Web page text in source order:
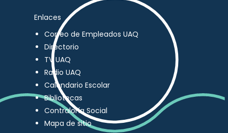
Enlaces
Correo de Empleados UAQ
Directorio
TV UAQ
Radio UAQ
Calendario Escolar
Bibliotecas
Contraloría Social
Mapa de sitio